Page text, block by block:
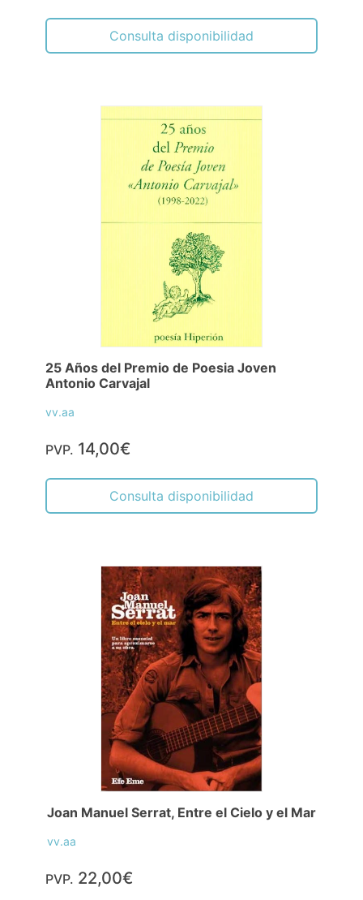
Consulta disponibilidad
25 Años del Premio de Poesia Joven
Antonio Carvajal
vv.aa
PVP. 14,00€
Consulta disponibilidad
Joan Manuel Serrat, Entre el Cielo y el Mar
vv.aa
PVP. 22,00€